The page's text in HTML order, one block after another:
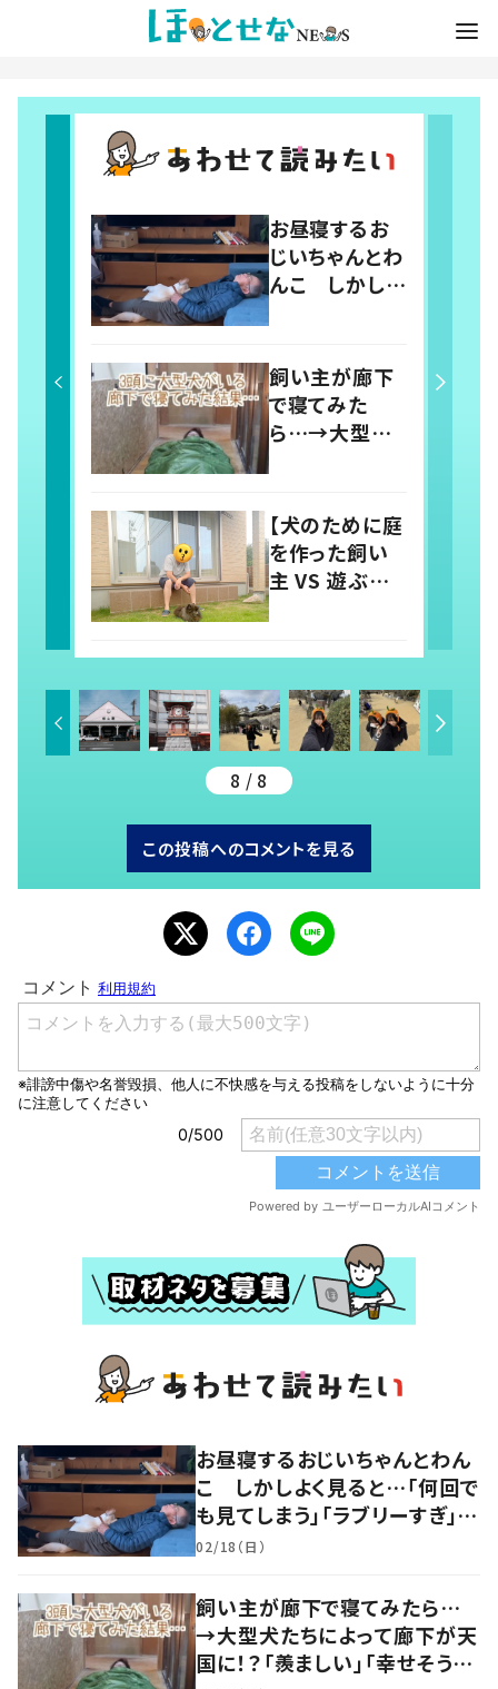
お昼寝するお
じいちゃんとわ
んこ しかしよ
う」「ラブリーす
ぎ」の声
飼い主が廊下
で寝てみた
ら…→大型犬
たちによって廊
「羨ましい」「幸
せそう」の声
【犬のために庭
を作った飼い
主 VS 遊ぶ気
のない犬】シュ
21.1万いい
ね！？「犬の強
い意志を感じ
る」
8 / 8
この投稿へのコメントを見る
お昼寝するおじいちゃんとわん
こ しかしよく見ると…「何回で
も見てしまう」「ラブリーすぎ」の
声
02/18（日）
飼い主が廊下で寝てみたら…
→大型犬たちによって廊下が天
国に！？「羨ましい」「幸せそう」